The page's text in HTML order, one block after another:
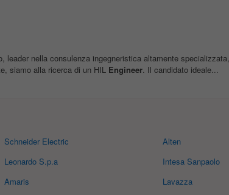
leader nella consulenza ingegneristica altamente
siamo alla ricerca di un HIL Engineer. Il candidato ideale...
Schneider Electric
Leonardo S.p.a
Amaris
Alten
Intesa Sanpaolo
Lavazza